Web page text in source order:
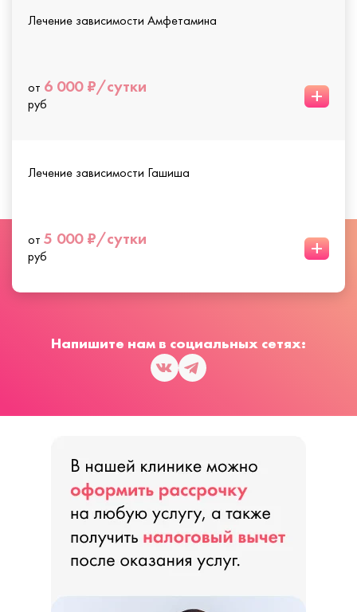
Лечение зависимости Амфетамина
от 6 000 ₽/сутки
руб +
Лечение зависимости Гашиша
от 5 000 ₽/сутки
руб +
Напишите нам в социальных сетях: